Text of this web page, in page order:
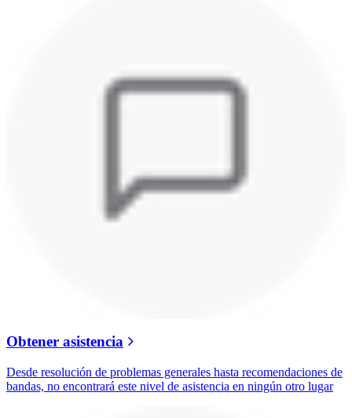
Obtener asistencia
Desde resolución de problemas generales hasta recomendaciones de
bandas, no encontrará este nivel de asistencia en ningún otro lugar